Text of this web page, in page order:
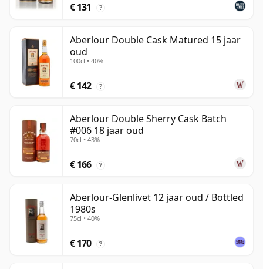
€ 131 ?
Aberlour Double Cask Matured 15 jaar
oud
100cl • 40%
€ 142 ?
Aberlour Double Sherry Cask Batch
#006 18 jaar oud
70cl • 43%
€ 166 ?
Aberlour-Glenlivet 12 jaar oud / Bottled
1980s
75cl • 40%
€ 170 ?